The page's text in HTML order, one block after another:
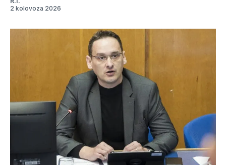
2 kolovoza 2026